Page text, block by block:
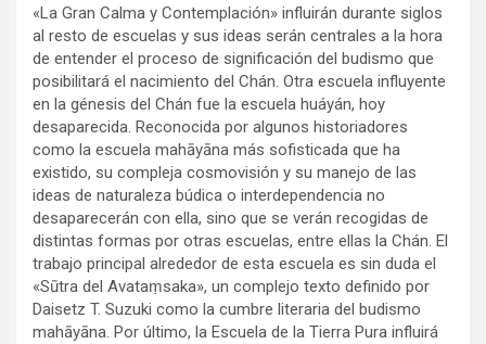
«La Gran Calma y Contemplación» influirán durante siglos
al resto de escuelas y sus ideas serán centrales a la hora
de entender el proceso de significación del budismo que
posibilitará el nacimiento del Chán. Otra escuela influyente
en la génesis del Chán fue la escuela huáyán, hoy
desaparecida. Reconocida por algunos historiadores
como la escuela mahāyāna más sofisticada que ha
existido, su compleja cosmovisión y su manejo de las
ideas de naturaleza búdica o interdependencia no
desaparecerán con ella, sino que se verán recogidas de
distintas formas por otras escuelas, entre ellas la Chán. El
trabajo principal alrededor de esta escuela es sin duda el
«Sūtra del Avataṃsaka», un complejo texto definido por
Daisetz T. Suzuki como la cumbre literaria del budismo
mahāyāna. Por último, la Escuela de la Tierra Pura influirá